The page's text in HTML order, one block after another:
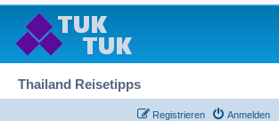
Thailand Reisetipps
Anmelden
Registrieren